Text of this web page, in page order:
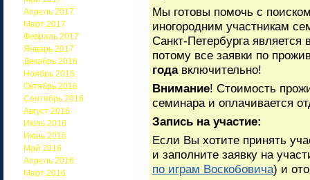
Апрель 2017
Март 2017
Февраль 2017
Январь 2017
Декабрь 2016
Ноябрь 2016
Октябрь 2016
Сентябрь 2016
Август 2016
Июль 2016
Июнь 2016
Май 2016
Апрель 2016
Март 2016
Мы готовы помочь с
иногородним участникам
Санкт-Петербурга
потому все заявки по
годавключительно!
Внимание! Стоимость
семинара и оплачивается
Запись на участие:
Если Вы хотите принять
и заполните заявку на
по играм Воскобовича) и